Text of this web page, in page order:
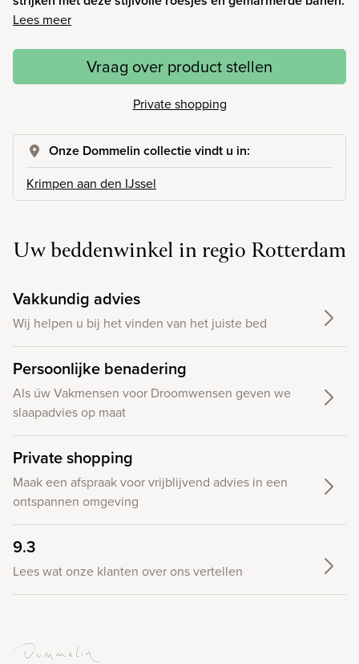
Lees meer
Vraag over product stellen
Private shopping
Onze Dommelin collectie vindt u in:
Krimpen aan den IJssel
Uw beddenwinkel in regio Rotterdam
Vakkundig advies
Wij helpen u bij het vinden van het juiste bed
Persoonlijke benadering
Als úw Vakmensen voor Droomwensen geven we
slaapadvies op maat
Private shopping
Maak een afspraak voor vrijblijvend advies in een
ontspannen omgeving
9.3
Lees wat onze klanten over ons vertellen